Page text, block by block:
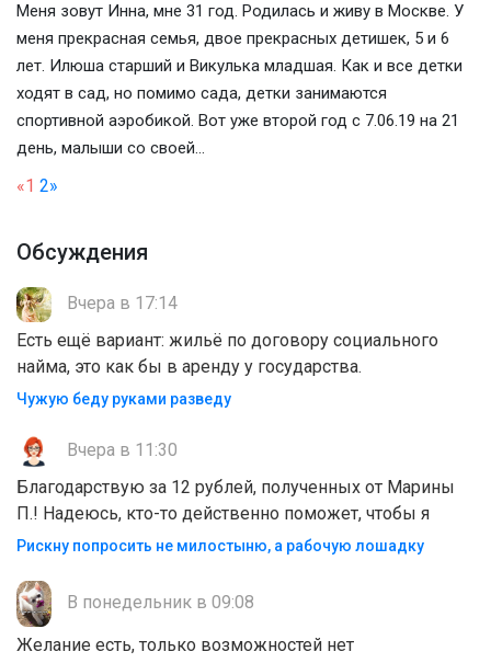
Меня зовут Инна, мне 31 год. Родилась и живу в Москве. У
меня прекрасная семья, двое прекрасных детишек, 5 и 6
лет. Илюша старший и Викулька младшая. Как и все детки
ходят в сад, но помимо сада, детки занимаются
спортивной аэробикой. Вот уже второй год с 7.06.19 на 21
день, малыши со своей...
«1 2»
Обсуждения
Вчера в 17:14
Есть ещё вариант: жильё по договору социального
найма, это как бы в аренду у государства.
Чужую беду руками разведу
Вчера в 11:30
Благодарствую за 12 рублей, полученных от Марины
П.! Надеюсь, кто-то действенно поможет, чтобы я
Рискну попросить не милостыню, а рабочую лошадку
В понедельник в 09:08
Желание есть, только возможностей нет